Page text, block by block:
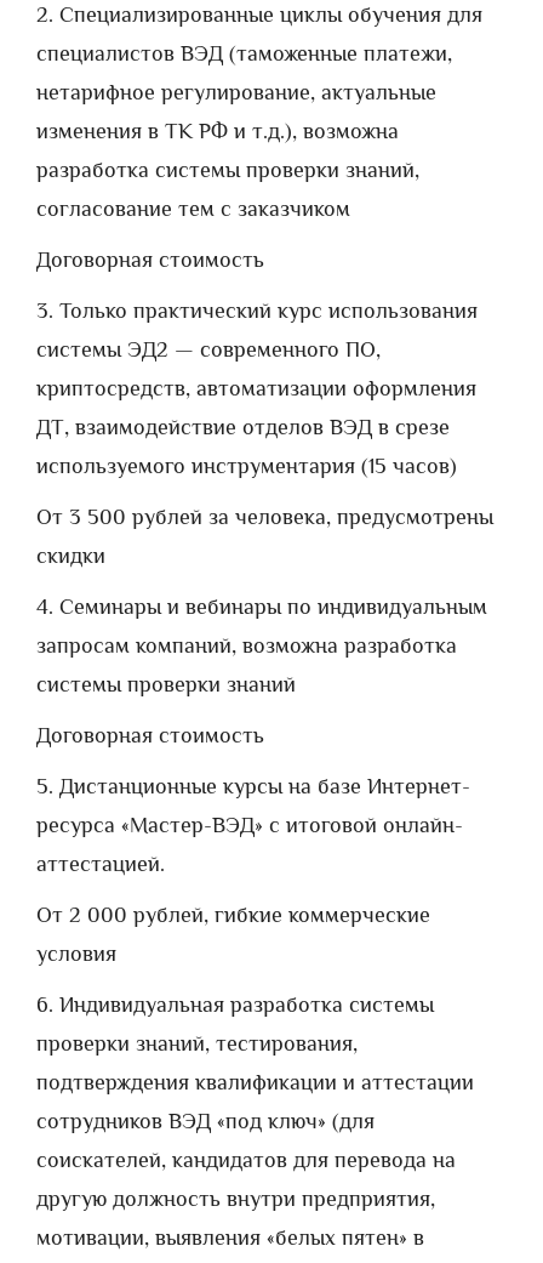
2. Специализированные циклы обучения для
специалистов ВЭД (таможенные платежи,
нетарифное регулирование, актуальные
изменения в ТК РФ и т.д.), возможна
разработка системы проверки знаний,
согласование тем с заказчиком
Договорная стоимость
3. Только практический курс использования
системы ЭД2 — современного ПО,
криптосредств, автоматизации оформления
ДТ, взаимодействие отделов ВЭД в срезе
используемого инструментария (15 часов)
От 3 500 рублей за человека, предусмотрены
скидки
4. Семинары и вебинары по индивидуальным
запросам компаний, возможна разработка
системы проверки знаний
Договорная стоимость
5. Дистанционные курсы на базе Интернет-
ресурса «Мастер-ВЭД» с итоговой онлайн-
аттестацией.
От 2 000 рублей, гибкие коммерческие
условия
6. Индивидуальная разработка системы
проверки знаний, тестирования,
подтверждения квалификации и аттестации
сотрудников ВЭД «под ключ» (для
соискателей, кандидатов для перевода на
другую должность внутри предприятия,
мотивации, выявления «белых пятен» в